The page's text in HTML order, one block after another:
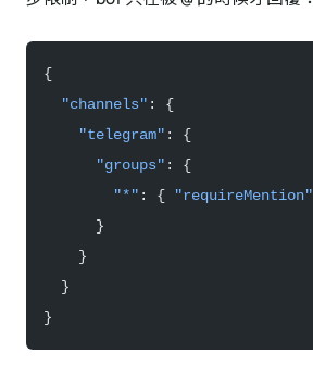
{
  "channels"
: {
    "telegram"
: {
      "groups"
: {
        "*"
: { "requireMention"
      }
    }
  }
}